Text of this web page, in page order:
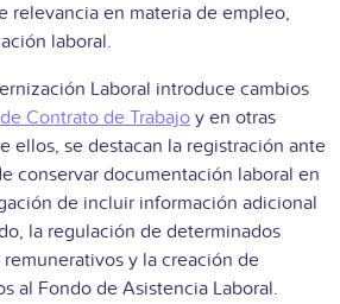
relevancia en materia de empleo,
laboral.
Laboral introduce cambios
Contrato de Trabajo y en otras
ellos, se destacan la registración ante
conservar documentación laboral en
de incluir información adicional
la regulación de determinados
y la creación de
al Fondo de Asistencia Laboral.